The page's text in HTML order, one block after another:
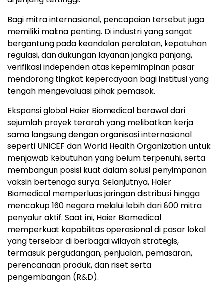
Bagi mitra internasional, pencapaian tersebut juga
memiliki makna penting. Di industri yang sangat
bergantung pada keandalan peralatan, kepatuhan
regulasi, dan dukungan layanan jangka panjang,
verifikasi independen atas kepemimpinan pasar
mendorong tingkat kepercayaan bagi institusi yang
tengah mengevaluasi pihak pemasok.
Ekspansi global Haier Biomedical berawal dari
sejumlah proyek terarah yang melibatkan kerja
sama langsung dengan organisasi internasional
seperti UNICEF dan World Health Organization untuk
menjawab kebutuhan yang belum terpenuhi, serta
membangun posisi kuat dalam solusi penyimpanan
vaksin bertenaga surya. Selanjutnya, Haier
Biomedical memperluas jaringan distribusi hingga
mencakup 160 negara melalui lebih dari 800 mitra
penyalur aktif. Saat ini, Haier Biomedical
memperkuat kapabilitas operasional di pasar lokal
yang tersebar di berbagai wilayah strategis,
termasuk pergudangan, penjualan, pemasaran,
perencanaan produk, dan riset serta
pengembangan (R&D).